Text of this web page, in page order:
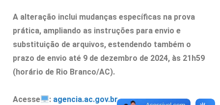
A alteração inclui mudanças específicas na prova
prática, ampliando as instruções para envio e
substituição de arquivos, estendendo também o
prazo de envio até 9 de dezembro de 2024, às 21h59
(horário de Rio Branco/AC).
Acesse : agencia.ac.gov.br